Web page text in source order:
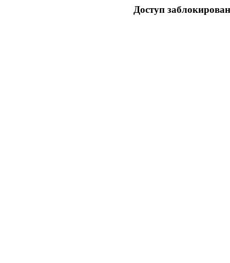
Доступ